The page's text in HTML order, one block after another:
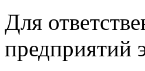
Для
предприятий